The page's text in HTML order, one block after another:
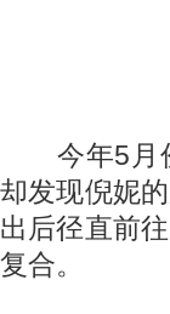
今年5月份
却发现倪妮
出后径直前
复合。